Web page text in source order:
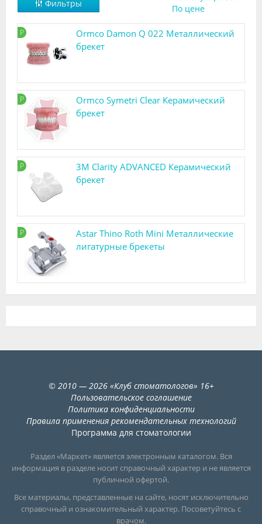
Видео
Форум
Клиники
Специалисты
Галерея
Блоги
Лаборатории
Фильтры
По цене
Р
Ormco Damon Q 022 Металлический
брекет
Р
Ormco Symetri Clear Керамический
брекет
Р
3M Clarity ADVANCED Керамический
брекет
Р
Astar Thino Roth Mini Металлические
лигатурные брекеты
© 2010— 2026«Клуб стоматологов» 16+
Пользовательское соглашение
Политика конфиденциальности
Правила применения рекомендательных технологий
Программа для стоматологии
Раздел «Маркет» является электронным каталогом. Вся
информация в разделе носит справочный характер и не является
публичной офертой.
Все материалы, представленные на сайте, носят исключительно
справочный и ознакомительный характер. Посоветуйтесь с
врачом.